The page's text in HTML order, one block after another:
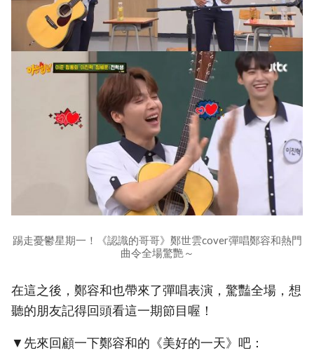
踢走憂鬱星期一！《認識的哥哥》鄭世雲cover彈唱鄭容和熱門
曲令全場驚艷～
在這之後，鄭容和也帶來了彈唱表演，驚豔全場，想
聽的朋友記得回頭看這一期節目喔！
▼先來回顧一下鄭容和的《美好的一天》吧：